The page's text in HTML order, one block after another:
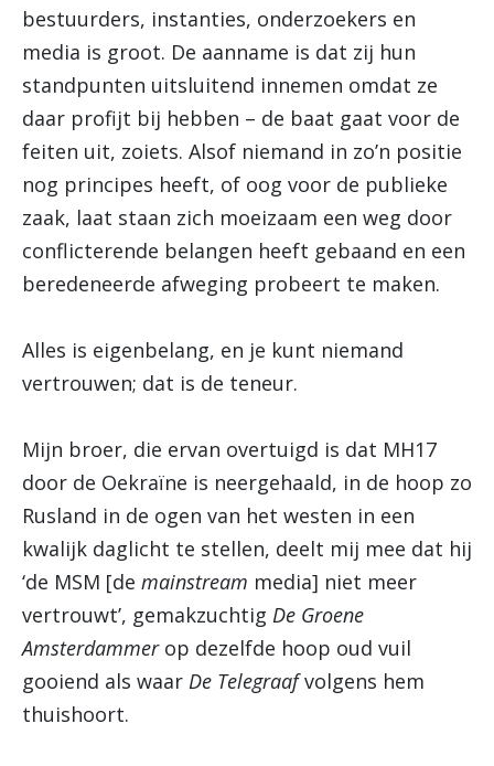
bestuurders, instanties, onderzoekers en
media is groot. De aanname is dat zij hun
standpunten uitsluitend innemen omdat ze
daar profijt bij hebben – de baat gaat voor de
feiten uit, zoiets. Alsof niemand in zo’n positie
nog principes heeft, of oog voor de publieke
zaak, laat staan zich moeizaam een weg door
conflicterende belangen heeft gebaand en een
beredeneerde afweging probeert te maken.
Alles is eigenbelang, en je kunt niemand
vertrouwen; dat is de teneur.
Mijn broer, die ervan overtuigd is dat MH17
door de Oekraïne is neergehaald, in de hoop zo
Rusland in de ogen van het westen in een
kwalijk daglicht te stellen, deelt mij mee dat hij
‘de MSM [de mainstream media] niet meer
vertrouwt’, gemakzuchtig De Groene
Amsterdammerop dezelfde hoop oud vuil
gooiend als waar De Telegraafvolgens hem
thuishoort.